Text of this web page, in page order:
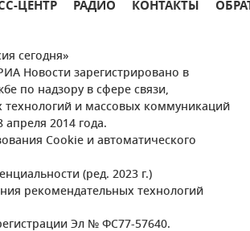
ЦЕНТР РАДИО КОНТАКТЫ
сегодня»
Новости зарегистрировано в
по надзору в сфере связи,
и массовых коммуникаций
2014 года.
Cookie и автоматического
(ред. 2023 г.)
рекомендательных технологий
Эл № ФС77-57640.